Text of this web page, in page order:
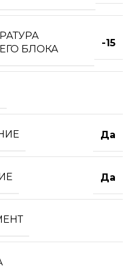
БЛОКА
-15
Да
Да